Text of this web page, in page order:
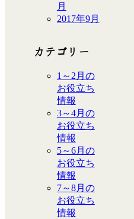
月
2017年9月
カテゴリー
1～2月の
お役立ち
情報
3～4月の
お役立ち
情報
5～6月の
お役立ち
情報
7～8月の
お役立ち
情報